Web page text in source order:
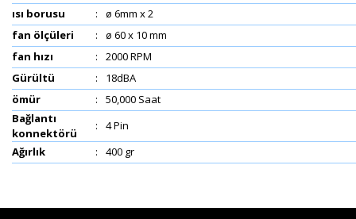
ısı borusu
:
ø 6mm x 2
fan ölçüleri
:
ø 60 x 10 mm
fan hızı
:
2000 RPM
Gürültü
:
18dBA
ömür
:
50,000 Saat
Bağlantı
konnektörü
:
4 Pin
Ağırlık
: 400 gr